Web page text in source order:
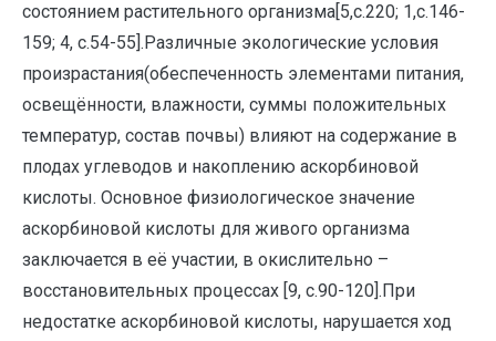
состоянием растительного организма[5,с.220; 1,с.146-
159; 4, с.54-55].Различные экологические условия
произрастания(обеспеченность элементами питания,
освещённости, влажности, суммы положительных
температур, состав почвы) влияют на содержание в
плодах углеводов и накоплению аскорбиновой
кислоты. Основное физиологическое значение
аскорбиновой кислоты для живого организма
заключается в её участии, в окислительно –
восстановительных процессах [9, с.90-120].При
недостатке аскорбиновой кислоты, нарушается ход